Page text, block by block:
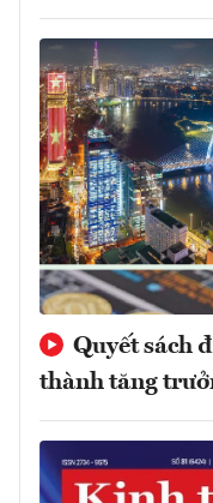
Quyết sách
thành tăng